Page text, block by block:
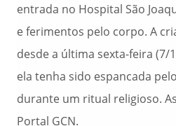
entrada no Hospital São
e ferimentos pelo corpo. A
desde a última sexta-feira (7/
ela tenha sido espancada
durante um ritual religioso.
Portal GCN.